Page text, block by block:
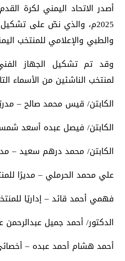
2025م، والذي نصّ على
والطبي والإعلامي للمنتخب
وقد تم تشكيل الجهاز
لمنتخب الناشئين من الأسماء
الكابتن/ قيس محمد صالح –
الكابتن/ فيصل عبده أسعد
الكابتن/ محمد درهم سعيد –
علي محمد الحرملي – مديرًا
فهمي أحمد قائد – إداريًا
الدكتور/ أحمد جميل عبدالرحمن
أحمد هشام أحمد عبده –